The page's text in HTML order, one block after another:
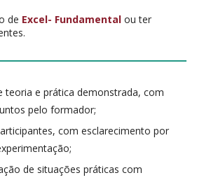
de Excel- Fundamental ou ter
teoria e prática demonstrada, com
pelo formador;
com esclarecimento por
de situações práticas com